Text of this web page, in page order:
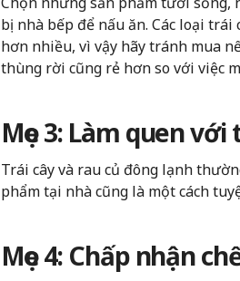
bị nhà bếp để nấu ăn. Các loại
hơn nhiều, vì vậy hãy tránh mua
thùng rời cũng rẻ hơn so với việc
Mẹo 3: Làm quen
Trái cây và rau củ đông lạnh
phẩm tại nhà cũng là một cách
Mẹo 4: Chấp nhận